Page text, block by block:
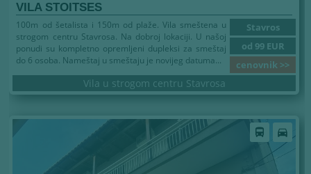
VILA STOITSES
Stavros
od 99 EUR
cenovnik >>
100m od šetalista i 150m od plaže. Vila smeštena u
strogom centru Stavrosa. Na dobroj lokaciji. U našoj
ponudi su kompletno opremljeni dupleksi za smeštaj
do 6 osoba. Nameštaj u smeštaju je novijeg datuma...
Vila u strogom centru Stavrosa
directions_bus directions_car